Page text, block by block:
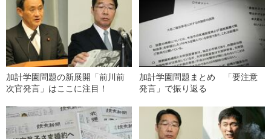
加計学園問題の新展開「前川前
次官発言」はここに注目！
加計学園問題まとめ 「要注意
発言」で振り返る